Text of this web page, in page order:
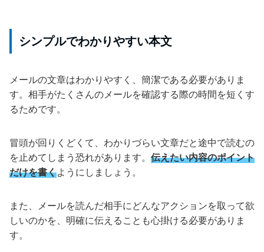
シンプルでわかりやすい本文
メールの文章はわかりやすく、簡潔である必要がありま
す。相手がたくさんのメールを確認する際の時間を短くす
るためです。
冒頭が回りくどくて、わかりづらい文章だと途中で読むの
を止めてしまう恐れがあります。 伝えたい内容のポイント
だけを書くようにしましょう。
また、メールを読んだ相手にどんなアクションを取って欲
しいのかを、明確に伝えることも心掛ける必要がありま
す。